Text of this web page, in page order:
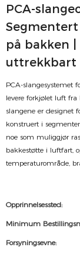
PCA-
på bakken
uttrekkbart
PCA-slangesystemet
levere forkjølet luft fra
slangene er designet
konstruert i
noe som muliggjør
bakkestøtte i luftfart,
temperaturområde,
Opprinnelsessted:
Minimum
Forsyningsevne: